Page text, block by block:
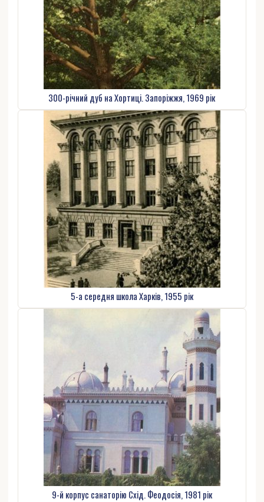
300-річний дуб на Хортиці. Запоріжжя, 1969 рік
5-а середня школа Харків, 1955 рік
9-й корпус санаторію Схід. Феодосія, 1981 рік